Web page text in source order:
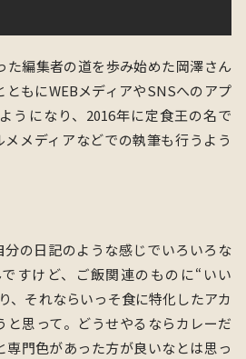
た編集者の道を歩み始めた岡澤さん
ともにWEBメディアやSNSへのアプ
うになり、 2016年に定食王の名で
メディアなどでの執筆も行うよう
分の日記のような感じでいろいろな
すけど、ご飯関連のものに“いい
、それならいっそ食に特化したアカ
と思って。どうせやるならカレーだ
専門色があった方が良いなとは思っ